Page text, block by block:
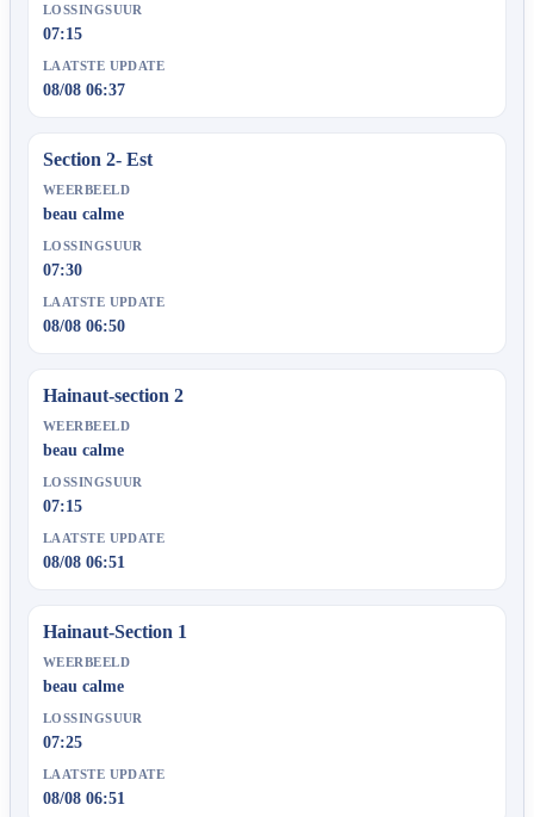
LOSSINGSUUR
07:15
LAATSTE UPDATE
08/08 06:37
Section 2- Est
WEERBEELD
beau calme
LOSSINGSUUR
07:30
LAATSTE UPDATE
08/08 06:50
Hainaut-section 2
WEERBEELD
beau calme
LOSSINGSUUR
07:15
LAATSTE UPDATE
08/08 06:51
Hainaut-Section 1
WEERBEELD
beau calme
LOSSINGSUUR
07:25
LAATSTE UPDATE
08/08 06:51